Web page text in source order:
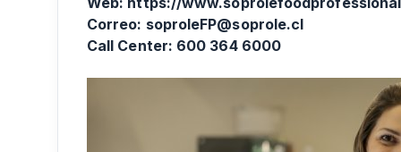
Correo: soproleFP@soprole.cl
Call Center: 600 364 6000